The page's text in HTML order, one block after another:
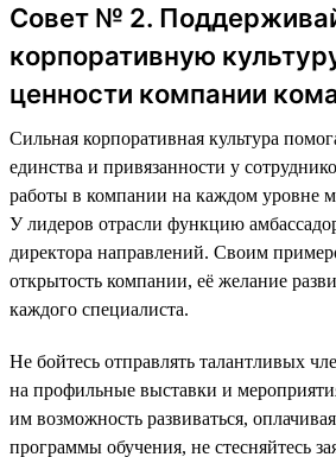
Совет № 2.
корпоративную
ценности компании
Сильная корпоративная культура
единства и привязанности у
работы в компании на каждом уровне
У лидеров отрасли функцию
директора направлений. Своим
открытость компании, её желание
каждого специалиста.
Не бойтесь отправлять талантливых
на профильные выставки и
им возможность развиваться,
программы обучения, не стесняйтесь